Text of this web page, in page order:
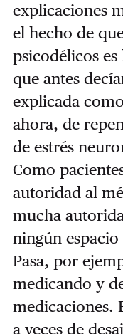
explicaciones
el hecho de
psicodélicos
que antes
explicada
ahora, de
de estrés
Como
autoridad al
mucha
ningún espacio
Pasa, por
medicando y
medicaciones.
a veces de